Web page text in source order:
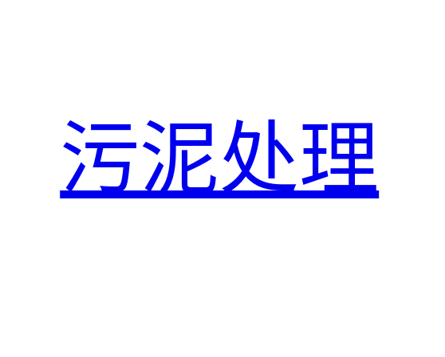
污泥处理